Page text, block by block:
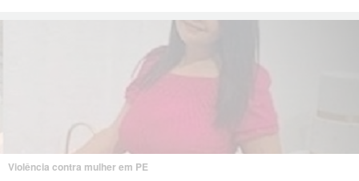
Violência contra mulher em PE